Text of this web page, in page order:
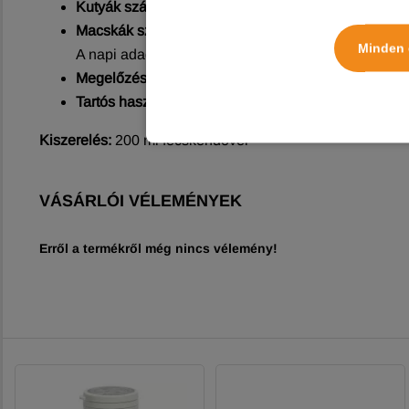
Minden
Kutyák számára
Macskák számára
A napi adagot 2-3 részre osztva közvetlenül a
Megelőzés
Tartós használat
: szükség esetén élethosszig
Kiszerelés: 200 ml fecskendővel
VÁSÁRLÓI VÉLEMÉNYEK
Erről a termékről még nincs vélemény!